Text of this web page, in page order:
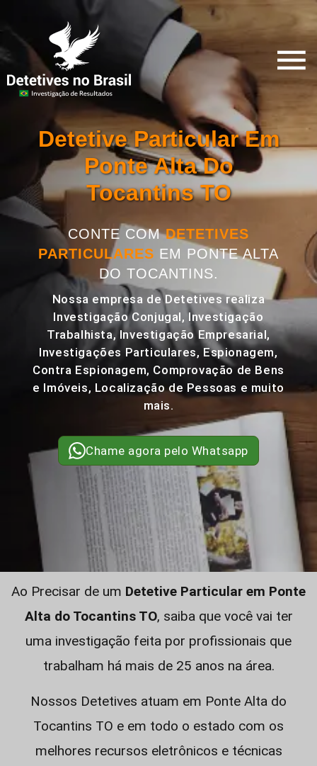
Detetive Particular Em
Ponte Alta Do
Tocantins TO
CONTE COMDETETIVES
PARTICULARES EM PONTE ALTA
DO TOCANTINS.
Nossa empresa de Detetives realiza
Investigação Conjugal, Investigação
Trabalhista, Investigação Empresarial,
Investigações Particulares, Espionagem,
Contra Espionagem, Comprovação de Bens
e Imóveis, Localização de Pessoas e muito
mais.
Chame agora pelo Whatsapp
Ao Precisar de um Detetive Particular em Ponte
Alta do Tocantins TO, saiba que você vai ter
uma investigação feita por profissionais que
trabalham há mais de 25 anos na área.
Nossos Detetives atuam em Ponte Alta do
Tocantins TO e em todo o estado com os
melhores recursos eletrônicos e técnicas